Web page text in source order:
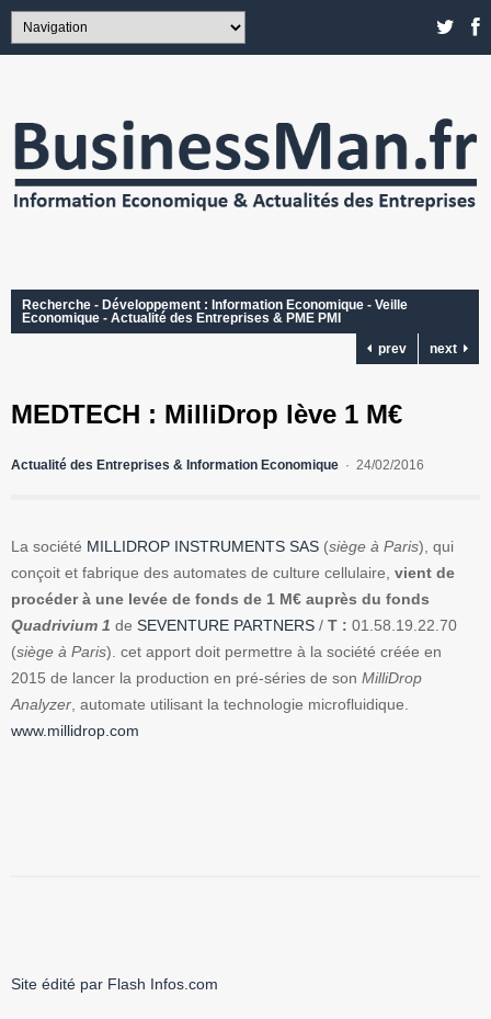
Recherche - Développement : Information Economique - Veille
Economique - Actualité des Entreprises & PME PMI
prev
next
MEDTECH : MilliDrop lève 1 M€
Actualité des Entreprises & Information Economique 24/02/2016
La société MILLIDROP INSTRUMENTS SAS (siège à Paris), qui
conçoit et fabrique des automates de culture cellulaire, vient de
procéder à une levée de fonds de 1 M€ auprès du fonds
Quadrivium 1 de SEVENTURE PARTNERS / T : 01.58.19.22.70
(siège à Paris). cet apport doit permettre à la société créée en
2015 de lancer la production en pré-séries de son MilliDrop
Analyzer, automate utilisant la technologie microfluidique.
www.millidrop.com
Site édité par Flash Infos.com